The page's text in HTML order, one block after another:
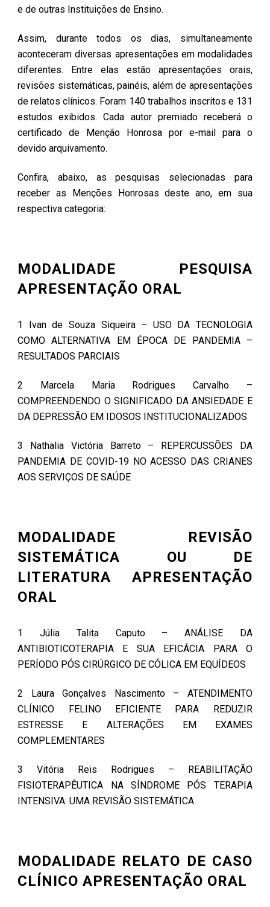
e de outras Instituições de Ensino.
Assim, durante todos os dias, simultaneamente
aconteceram diversas apresentações em modalidades
diferentes. Entre elas estão apresentações orais,
revisões sistemáticas, painéis, além de apresentações
de relatos clínicos. Foram 140 trabalhos inscritos e 131
estudos exibidos. Cada autor premiado receberá o
certificado de Menção Honrosa por e-mail para o
devido arquivamento.
Confira, abaixo, as pesquisas selecionadas para
receber as Menções Honrosas deste ano, em sua
respectiva categoria:
MODALIDADE PESQUISA
APRESENTAÇÃO ORAL
1 Ivan de Souza Siqueira – USO DA TECNOLOGIA
COMO ALTERNATIVA EM ÉPOCA DE PANDEMIA –
RESULTADOS PARCIAIS
2 Marcela Maria Rodrigues Carvalho –
COMPREENDENDO O SIGNIFICADO DA ANSIEDADE E
DA DEPRESSÃO EM IDOSOS INSTITUCIONALIZADOS
3 Nathalia Victória Barreto – REPERCUSSÕES DA
PANDEMIA DE COVID-19 NO ACESSO DAS CRIANES
AOS SERVIÇOS DE SAÚDE
MODALIDADE REVISÃO
SISTEMÁTICA OU DE
LITERATURA APRESENTAÇÃO
ORAL
1 Júlia Talita Caputo – ANÁLISE DA
ANTIBIOTICOTERAPIA E SUA EFICÁCIA PARA O
PERÍODO PÓS CIRÚRGICO DE CÓLICA EM EQÜÍDEOS
2 Laura Gonçalves Nascimento – ATENDIMENTO
CLÍNICO FELINO EFICIENTE PARA REDUZIR
ESTRESSE E ALTERAÇÕES EM EXAMES
COMPLEMENTARES
3 Vitória Reis Rodrigues – REABILITAÇÃO
FISIOTERAPÊUTICA NA SÍNDROME PÓS TERAPIA
INTENSIVA: UMA REVISÃO SISTEMÁTICA
MODALIDADE RELATO DE CASO
CLÍNICO APRESENTAÇÃO ORAL